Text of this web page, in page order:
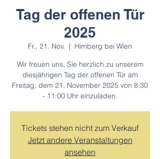
Tag der offenen Tür
2025
Fr., 21. Nov.
  |
Himberg bei Wien
Wir freuen uns, Sie herzlich zu unserem
diesjährigen Tag der offenen Tür am
Freitag, dem 21. November 2025 von 8:30
- 11:00 Uhr einzuladen.
Tickets stehen nicht zum Verkauf
Jetzt andere Veranstaltungen
ansehen